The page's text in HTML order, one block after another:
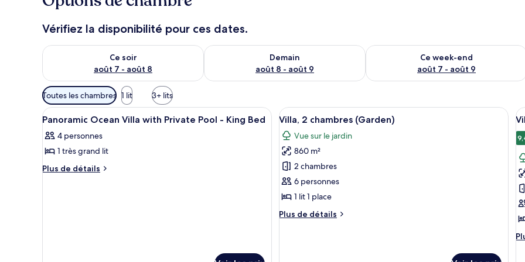
r
s
Vérifiez la disponibilité pour ces dates.
Ce soir
août 7 - août 8
Vérifier la disponibilité pour ce soir août 7 - août 8
Demain
août 8 - août 9
Vérifier la disponibilité pour demain août 8 - août 9
Ce week-end
août 7 - août 9
Vérifier la disponibilité pour ce week-
Filtres
disponibles
pour
chambres
Toutes les chambres 1 lit 3+ lits
Afficher
toutes
les
photos
pour
Literie de qualité supérieure, matelas mémoire de forme, minibar
9
Panoramic Ocean Villa with Private Pool - King Bed
4 personnes
1 très grand lit
Plus de détails
Plus
Afficher
toutes
les
photos
pour
ce
type
chambre :
Un vaste espace dédié à la salle à
12
Villa, 2 chambres (Garden)
Vue sur le jardin
860 m²
2 chambres
6 personnes
1 lit 1 place
Plus de détails
Plus